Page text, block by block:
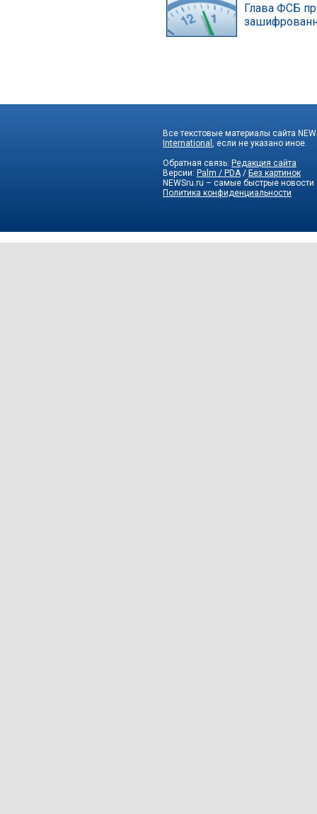
Глава ФСБ
Все текстовые материалы сайта
International
, если не указано иное.
Обратная связь: Редакция сайта
Версии: Palm / PDA / Без картинок
NEWSru.ru – самые быстрые новости
Политика конфиденциальности